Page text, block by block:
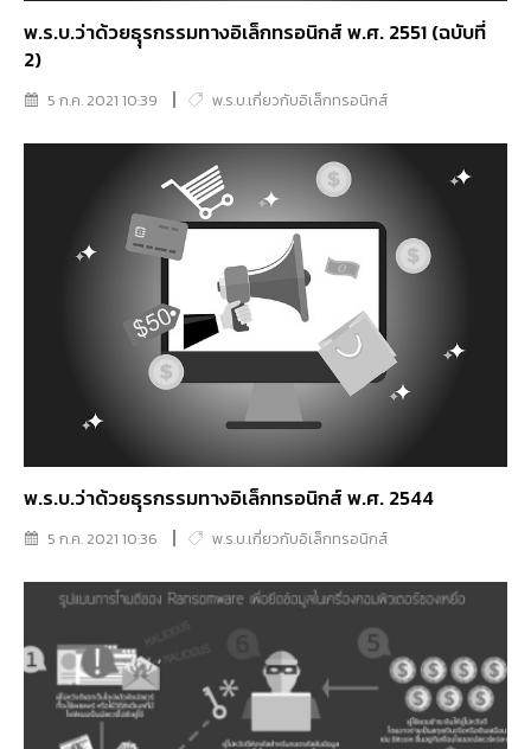
พ.ร.บ.ว่าด้วยธุุรกรรมทางอิเล็กทรอนิกส์ พ.ศ. 2551 (ฉบับที่
2)
5 ก.ค. 2021 10:39 พ.ร.บ.เกี่ยวกับอิเล็กทรอนิกส์
พ.ร.บ.ว่าด้วยธุุรกรรมทางอิเล็กทรอนิกส์ พ.ศ. 2544
5 ก.ค. 2021 10:36 พ.ร.บ.เกี่ยวกับอิเล็กทรอนิกส์